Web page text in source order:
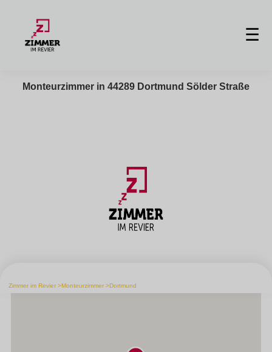
☰
Monteurzimmer in 44289 Dortmund Sölder Straße
Zimmer im Revier Monteurzimmer Dortmund